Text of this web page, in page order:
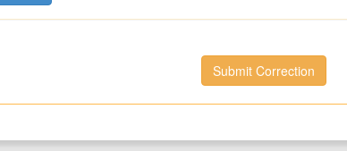
Submit Correction